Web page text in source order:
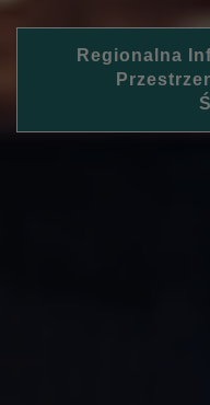
Regionalna